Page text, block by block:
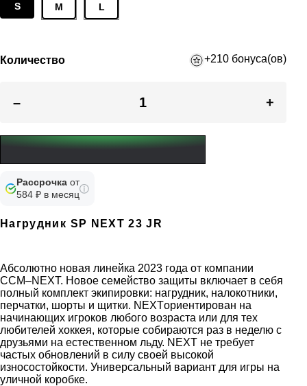
S M L
Количество +210 бонуса(ов)
– +
Рассрочка от
584 ₽ в месяц
Нагрудник SP NEXT 23 JR
Абсолютно новая линейка 2023 года от компании
CCM–NEXT. Новое семейство защиты включает в себя
полный комплект экипировки: нагрудник, налокотники,
перчатки, шорты и щитки. NEXTориентирован на
начинающих игроков любого возраста или для тех
любителей хоккея, которые собираются раз в неделю с
друзьями на естественном льду. NEXT не требует
частых обновлений в силу своей высокой
износостойкости. Универсальный вариант для игры на
уличной коробке.